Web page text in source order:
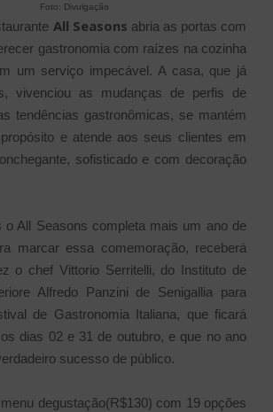
Foto: Divulgação
All Seasons abria as portas com
gastronomia com raízes na cozinha
um serviço impecável. A casa, que já
vivenciou as mudanças de perfis de
tendências gastronômicas, se mantém
e atende aos seus clientes em
sofisticado e com decoração
o All Seasons completa mais um ano de
marcar essa comemoração, receberá
o chef Vittorio Serritelli, do Instituto de
Alfredo Panzini de Senigallia para
de Gastronomia Italiana, que ficará
dias 02 e 31 de outubro, e que no ano
sucesso de público.
degustação(R$130) com 19 opções